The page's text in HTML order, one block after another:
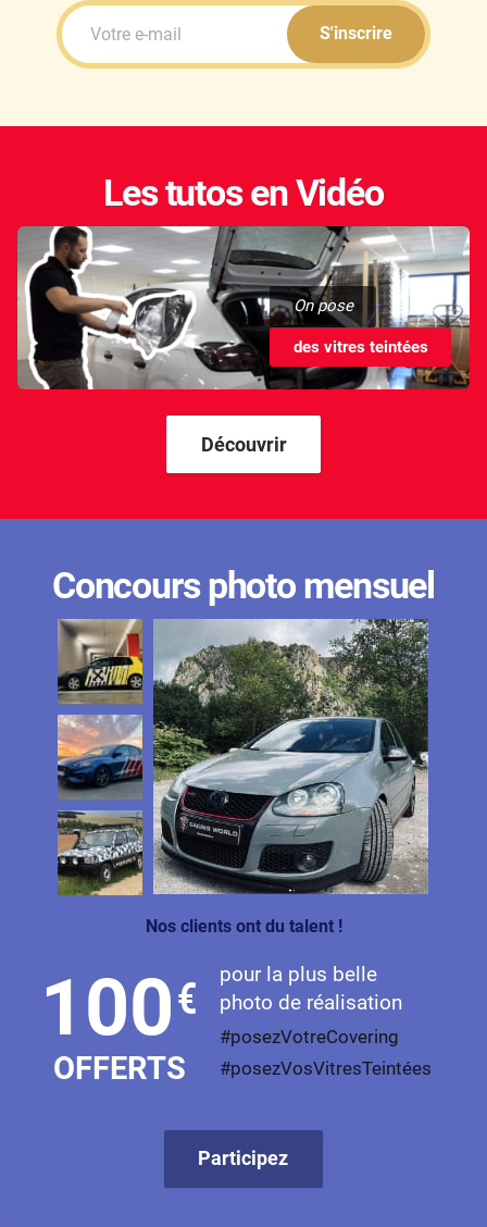
S'inscrire
Les tutos en Vidéo
On pose
des vitres teintées
Découvrir
Concours photo mensuel
Nos clients ont du talent !
100€
OFFERTS
pour la plus belle
photo de réalisation
#posezVotreCovering
#posezVosVitresTeintées
Participez